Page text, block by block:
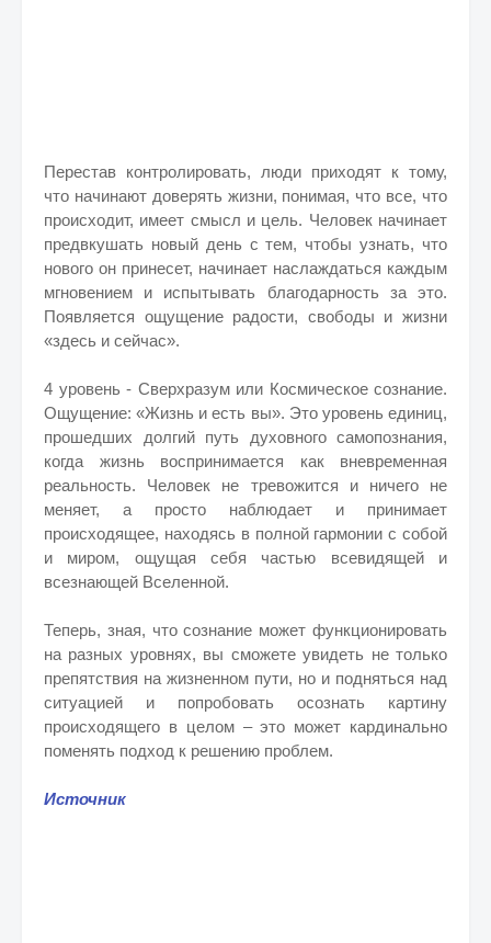
Перестав контролировать, люди приходят к тому,
что начинают доверять жизни, понимая, что все, что
происходит, имеет смысл и цель. Человек начинает
предвкушать новый день с тем, чтобы узнать, что
нового он принесет, начинает наслаждаться каждым
мгновением и испытывать благодарность за это.
Появляется ощущение радости, свободы и жизни
«здесь и сейчас».
4 уровень - Сверхразум или Космическое сознание.
Ощущение: «Жизнь и есть вы». Это уровень единиц,
прошедших долгий путь духовного самопознания,
когда жизнь воспринимается как вневременная
реальность. Человек не тревожится и ничего не
меняет, а просто наблюдает и принимает
происходящее, находясь в полной гармонии с собой
и миром, ощущая себя частью всевидящей и
всезнающей Вселенной.
Теперь, зная, что сознание может функционировать
на разных уровнях, вы сможете увидеть не только
препятствия на жизненном пути, но и подняться над
ситуацией и попробовать осознать картину
происходящего в целом – это может кардинально
поменять подход к решению проблем.
Источник